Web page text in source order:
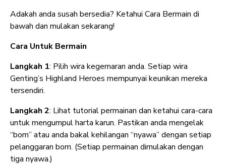
Adakah anda susah bersedia? Ketahui Cara Bermain di
bawah dan mulakan sekarang!
Cara Untuk Bermain
Langkah 1: Pilih wira kegemaran anda. Setiap wira
Genting’s Highland Heroes mempunyai keunikan mereka
tersendiri.
Langkah 2: Lihat tutorial permainan dan ketahui cara-cara
untuk mengumpul harta karun. Pastikan anda mengelak
“bom” atau anda bakal kehilangan “nyawa” dengan setiap
pelanggaran bom. (Setiap permainan dimulakan dengan
tiga nyawa.)